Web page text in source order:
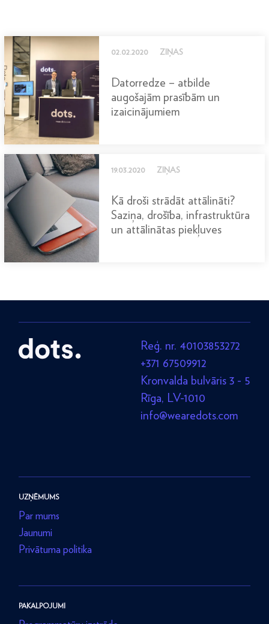
02.02.2020 ZIŅAS
Datorredze – atbilde
augošajām prasībām un
izaicinājumiem
19.03.2020 ZIŅAS
Kā droši strādāt attālināti?
Saziņa, drošība, infrastruktūra
un attālinātas piekļuves
Reģ. nr. 40103853272
+371 67509912
Kronvalda bulvāris 3 - 5
Rīga, LV-1010
info@wearedots.com
UZŅĒMUMS
Par mums
Jaunumi
Privātuma politika
PAKALPOJUMI